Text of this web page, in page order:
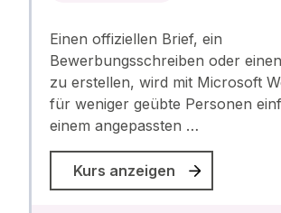
Einen offiziellen Brief, ein
Bewerbungsschreiben oder
zu erstellen, wird mit Microsoft
für weniger geübte Personen
einem angepassten …
Kurs anzeigen